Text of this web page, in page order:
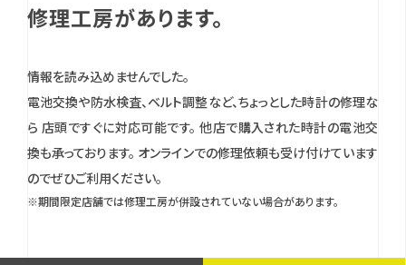
修理工房があります。
情報を読み込めませんでした。
電池交換や防水検査、ベルト調整など、ちょっとした時計の修理な
ら 店頭ですぐに対応可能です。 他店で購入された時計の電池交
換も承っております。 オンラインでの修理依頼も受け付けています
のでぜひご利用ください。
※期間限定店舗では修理工房が併設されていない場合があります。